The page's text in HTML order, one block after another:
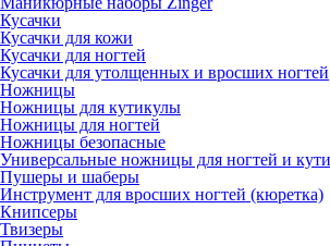
Кусачки
Кусачки для кожи
Кусачки для ногтей
Кусачки для утолщенных и вросших ногтей
Ножницы
Ножницы для кутикулы
Ножницы для ногтей
Ножницы безопасные
Универсальные ножницы для ногтей и
Пушеры и шаберы
Инструмент для вросших ногтей (кюретка)
Книпсеры
Твизеры